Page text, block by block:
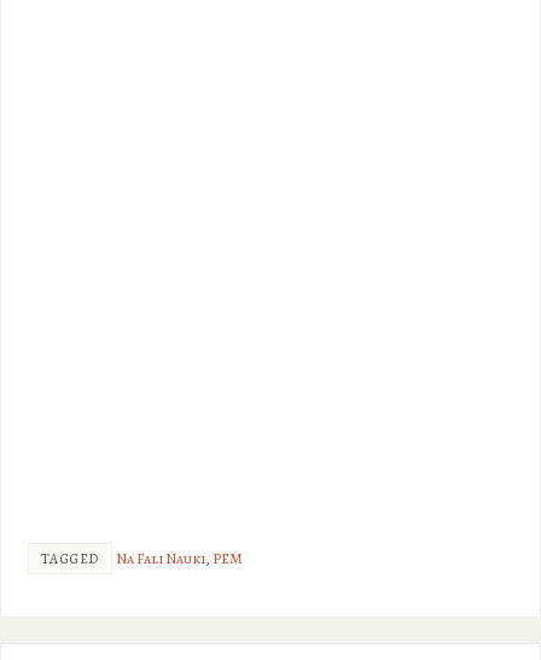
TAGGED Na Fali Nauki, PEM